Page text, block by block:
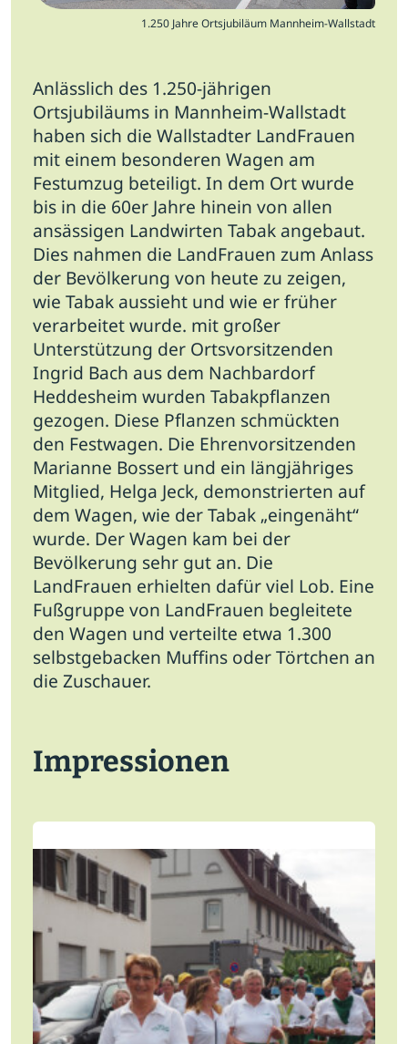
Mitglied werden
1.250 Jahre Ortsjubiläum Mannheim-Wallstadt
Anlässlich des 1.250-jährigen
Ortsjubiläums in Mannheim-Wallstadt
haben sich die Wallstadter LandFrauen
mit einem besonderen Wagen am
Festumzug beteiligt. In dem Ort wurde
bis in die 60er Jahre hinein von allen
ansässigen Landwirten Tabak angebaut.
Dies nahmen die LandFrauen zum Anlass
der Bevölkerung von heute zu zeigen,
wie Tabak aussieht und wie er früher
verarbeitet wurde. mit großer
Unterstützung der Ortsvorsitzenden
Ingrid Bach aus dem Nachbardorf
Heddesheim wurden Tabakpflanzen
gezogen. Diese Pflanzen schmückten
den Festwagen. Die Ehrenvorsitzenden
Marianne Bossert und ein längjähriges
Mitglied, Helga Jeck, demonstrierten auf
dem Wagen, wie der Tabak „eingenäht“
wurde. Der Wagen kam bei der
Bevölkerung sehr gut an. Die
LandFrauen erhielten dafür viel Lob. Eine
Fußgruppe von LandFrauen begleitete
den Wagen und verteilte etwa 1.300
selbstgebacken Muffins oder Törtchen an
die Zuschauer.
Impressionen